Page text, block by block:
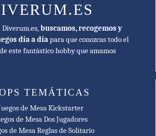
buscamos, recogemos y
día a díapara que conozcas todo el
este fantástico hobby que amamos
TEMÁTICAS
de Mesa Kickstarter
de Mesa Dos Jugadores
de Mesa Reglas de Solitario